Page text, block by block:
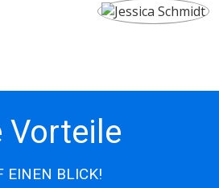
Vorteile
EINEN BLICK!